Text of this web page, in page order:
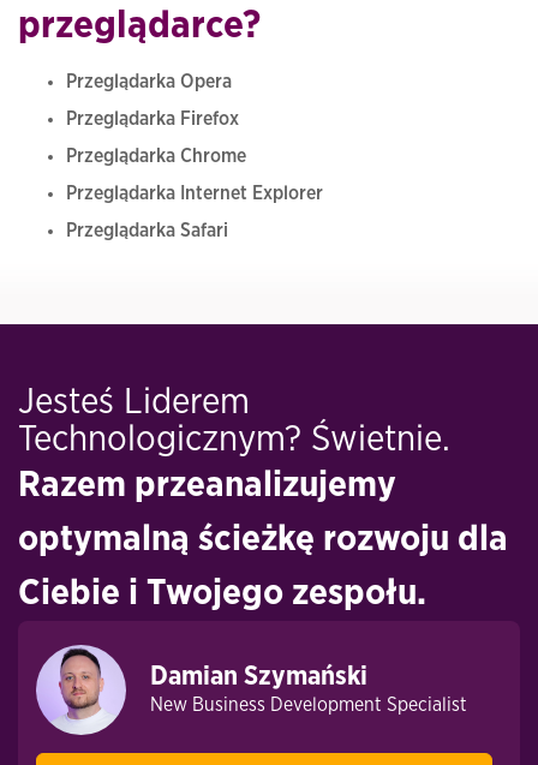
przeglądarce?
Przeglądarka Opera
Przeglądarka Firefox
Przeglądarka Chrome
Przeglądarka Internet Explorer
Przeglądarka Safari
Jesteś Liderem
Technologicznym? Świetnie.
Razem przeanalizujemy
optymalną ścieżkę rozwoju dla
Ciebie i Twojego zespołu.
Damian Szymański
New Business Development Specialist